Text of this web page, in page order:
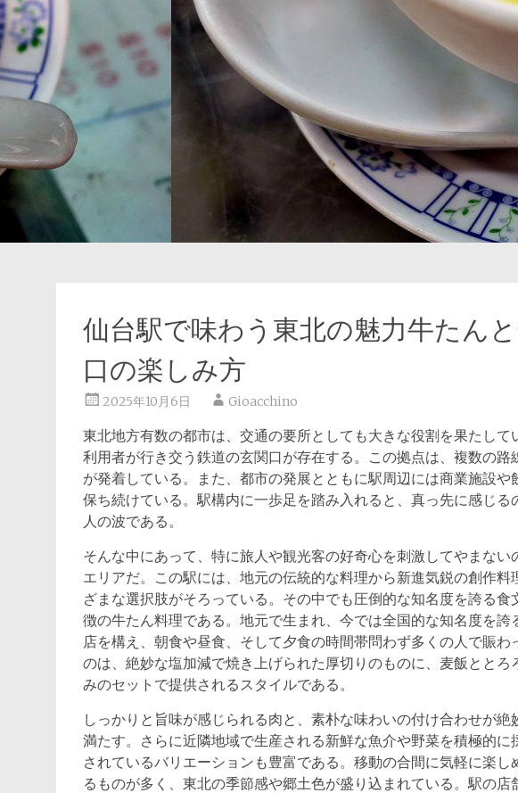
仙台駅で味わう東北の魅力牛たん
口の楽しみ方
2025年10月6日 Gioacchino
東北地方有数の都市は、交通の要所としても大きな役割を果たして
利用者が行き交う鉄道の玄関口が存在する。この拠点は、複数の
が発着している。また、都市の発展とともに駅周辺には商業施設
保ち続けている。駅構内に一歩足を踏み入れると、真っ先に感じ
人の波である。
そんな中にあって、特に旅人や観光客の好奇心を刺激してやまな
エリアだ。この駅には、地元の伝統的な料理から新進気鋭の創作
ざまな選択肢がそろっている。その中でも圧倒的な知名度を誇る
徴の牛たん料理である。地元で生まれ、今では全国的な知名度を
店を構え、朝食や昼食、そして夕食の時間帯問わず多くの人で賑
のは、絶妙な塩加減で焼き上げられた厚切りのものに、麦飯とと
みのセットで提供されるスタイルである。
しっかりと旨味が感じられる肉と、素朴な味わいの付け合わせが
満たす。さらに近隣地域で生産される新鮮な魚介や野菜を積極的
されているバリエーションも豊富である。移動の合間に気軽に楽
るものが多く、東北の季節感や郷土色が盛り込まれている。駅の